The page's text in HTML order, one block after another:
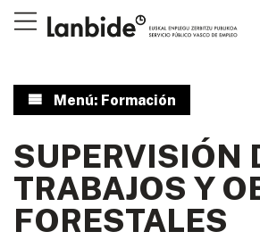
Menú: Formación
SUPERVISIÓN
TRABAJOS Y
FORESTALES